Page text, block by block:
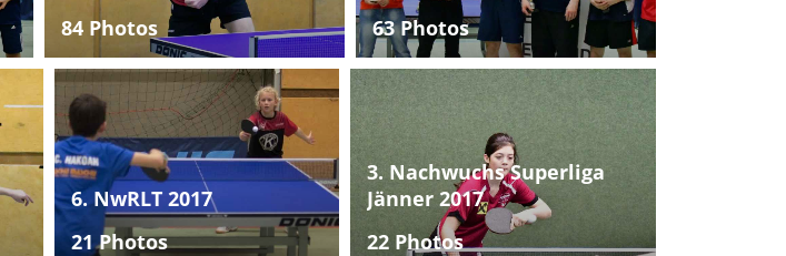
84 Photos
63 Photos
6. NwRLT 2017
21 Photos
3. Nachwuchs Superliga
Jänner 2017
22 Photos